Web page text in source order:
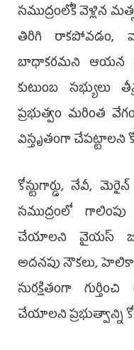
సముద్రంలోకి వెళ్లిన
తిరిగి రాకపోవడం,
బాధాకరమని ఆయన
కుటుంబ సభ్యులు
ప్రభుత్వం మరింత
విస్తృతంగా చేపట్టాలని
కోస్టుగార్డు, నేవీ,
సముద్రంలో
చేయాలని వైయస్‌
అదనపు నౌకలు,
సురక్షితంగా
చేయాలని ప్రభుత్వాన్ని